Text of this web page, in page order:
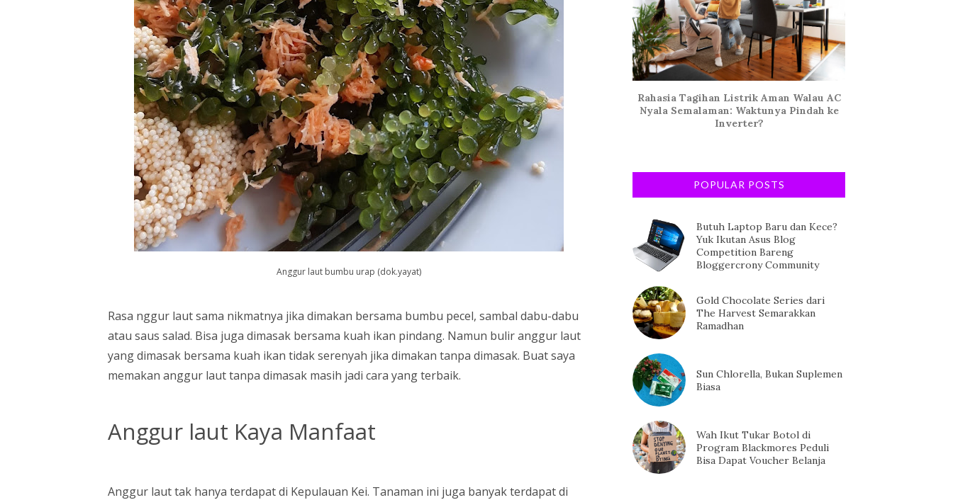
Anggur laut bumbu urap (dok.yayat)
Rasa nggur laut sama nikmatnya jika dimakan bersama bumbu pecel, sambal dabu-dabu
atau saus salad. Bisa juga dimasak bersama kuah ikan pindang. Namun bulir anggur laut
yang dimasak bersama kuah ikan tidak serenyah jika dimakan tanpa dimasak. Buat saya
memakan anggur laut tanpa dimasak masih jadi cara yang terbaik.
Anggur laut Kaya Manfaat
Anggur laut tak hanya terdapat di Kepulauan Kei. Tanaman ini juga banyak terdapat di
Rahasia Tagihan Listrik Aman Walau AC
Nyala Semalaman: Waktunya Pindah ke
Inverter?
POPULAR POSTS
Butuh Laptop Baru dan Kece?
Yuk Ikutan Asus Blog
Competition Bareng
Bloggercrony Community
Gold Chocolate Series dari
The Harvest Semarakkan
Ramadhan
Sun Chlorella, Bukan Suplemen
Biasa
Wah Ikut Tukar Botol di
Program Blackmores Peduli
Bisa Dapat Voucher Belanja